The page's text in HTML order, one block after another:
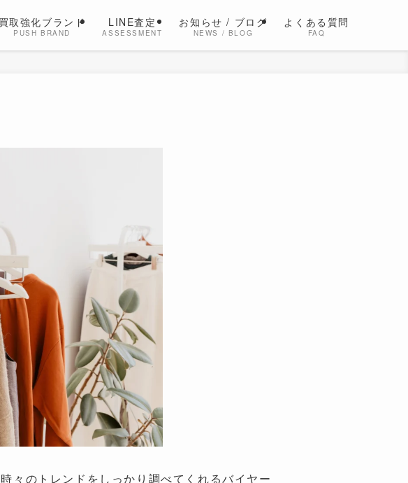
買取強化ブランド
PUSH BRAND
LINE査定
ASSESSMENT
お知らせ / ブログ
NEWS / BLOG
よくある質問
FAQ
のトレンドをしっかり調べてくれるバイヤー